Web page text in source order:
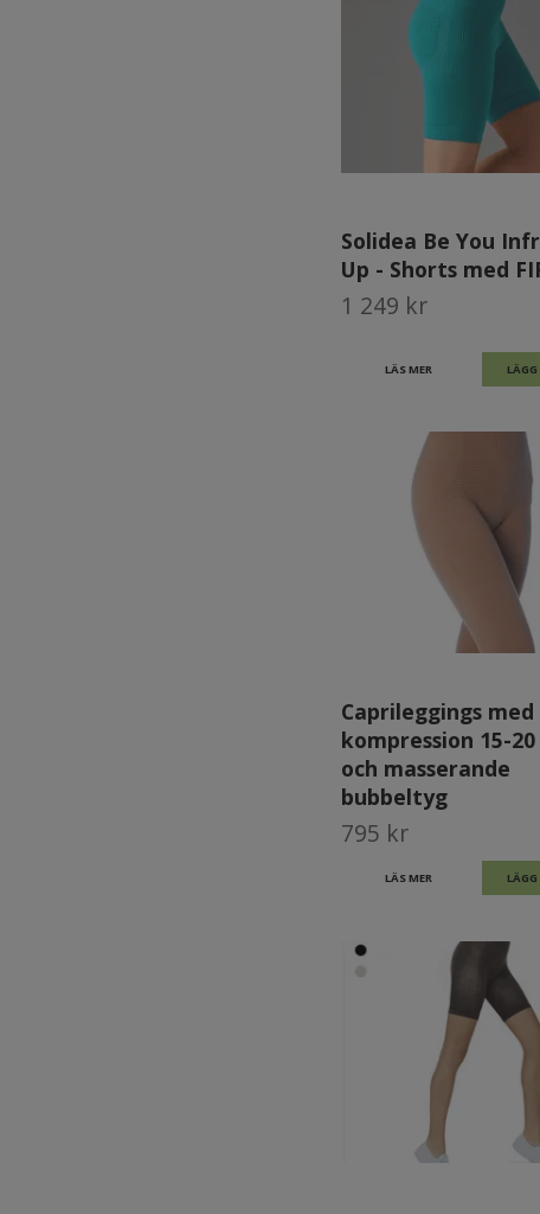
Solidea Be You
Up - Shorts med
1 249 kr
LÄS MER
Caprileggings med
kompression 15-
och masserande
bubbeltyg
795 kr
LÄS MER